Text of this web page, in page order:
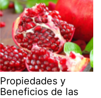
Propiedades y
Beneficios de las